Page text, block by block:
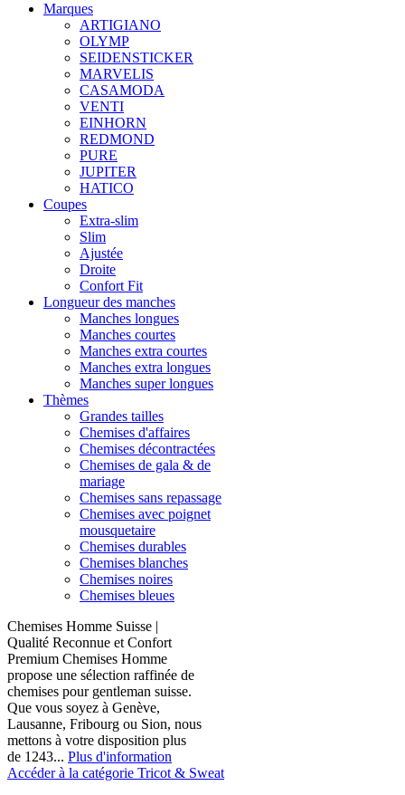
Marques
ARTIGIANO
OLYMP
SEIDENSTICKER
MARVELIS
CASAMODA
VENTI
EINHORN
REDMOND
PURE
JUPITER
HATICO
Coupes
Extra-slim
Slim
Ajustée
Droite
Confort Fit
Longueur des manches
Manches longues
Manches courtes
Manches extra courtes
Manches extra longues
Manches super longues
Thèmes
Grandes tailles
Chemises d'affaires
Chemises décontractées
Chemises de gala & de
mariage
Chemises sans repassage
Chemises avec poignet
mousquetaire
Chemises durables
Chemises blanches
Chemises noires
Chemises bleues
Chemises Homme Suisse |
Qualité Reconnue et Confort
Premium Chemises Homme
propose une sélection raffinée de
chemises pour gentleman suisse.
Que vous soyez à Genève,
Lausanne, Fribourg ou Sion, nous
mettons à votre disposition plus
de 1243... Plus d'information
Accéder à la catégorie Tricot & Sweat